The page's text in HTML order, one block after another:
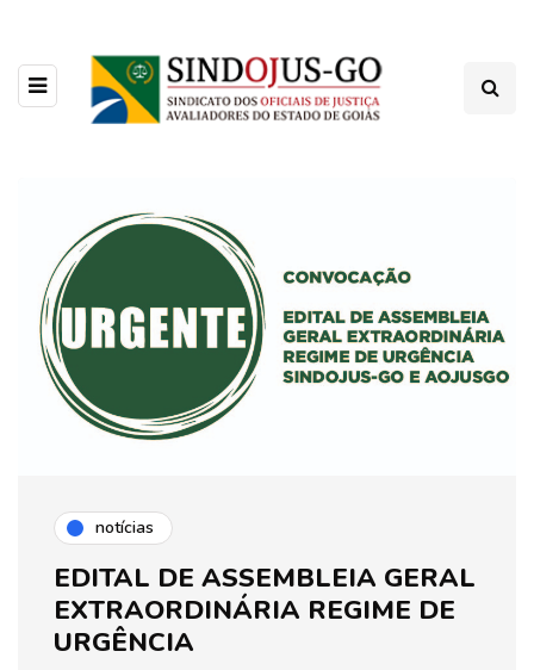
notícias
EDITAL DE ASSEMBLEIA GERAL
EXTRAORDINÁRIA REGIME DE
URGÊNCIA